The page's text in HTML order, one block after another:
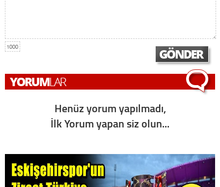
1000
Henüz yorum yapılmadı,
İlk Yorum yapan siz olun...